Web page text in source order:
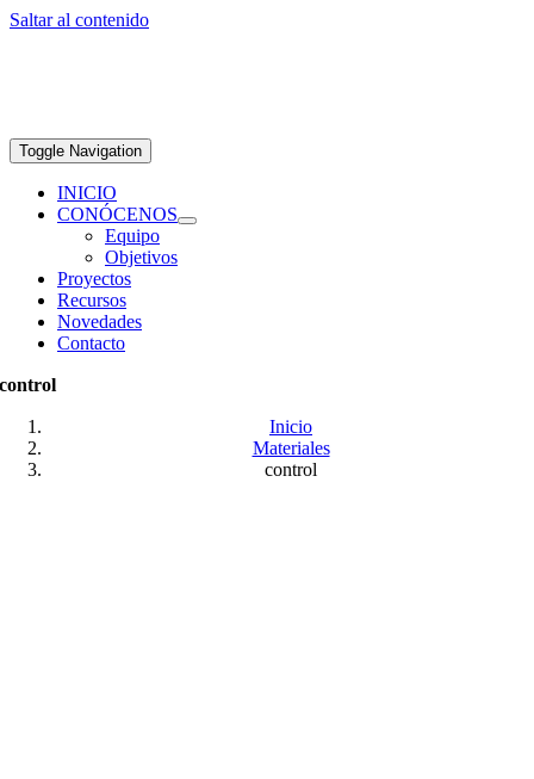
Saltar al contenido
Toggle Navigation
INICIO
CONÓCENOS
Equipo
Objetivos
Proyectos
Recursos
Novedades
Contacto
control
Inicio
Materiales
control